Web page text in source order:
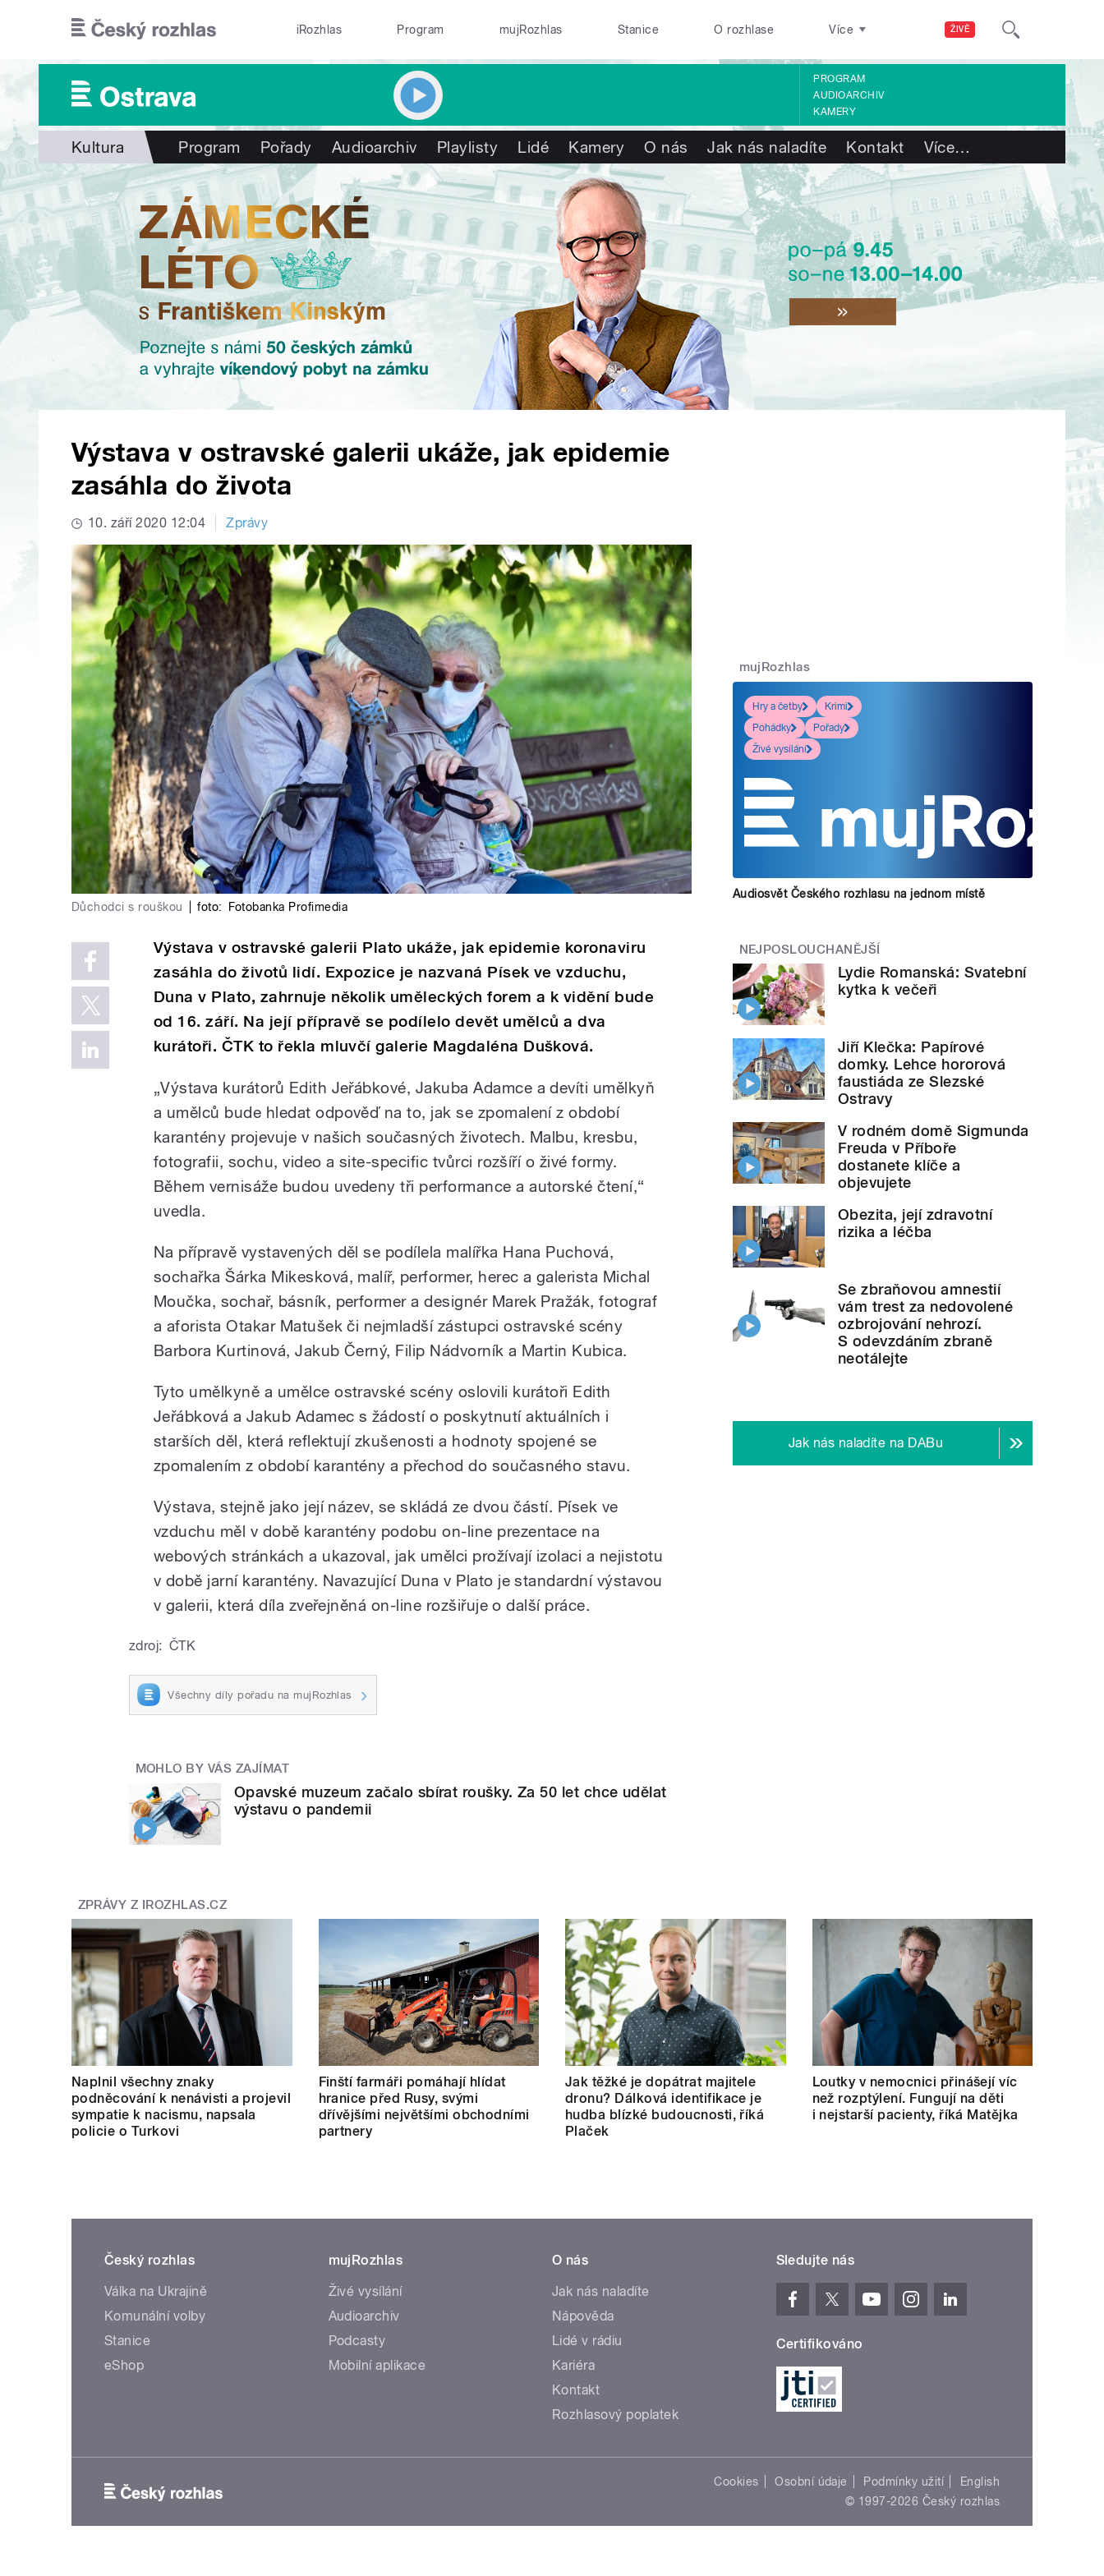
ŽIVĚ
iRozhlas Program mujRozhlas Stanice O rozhlase Více
PROGRAM
AUDIOARCHIV
KAMERY
Kultura Program Pořady Audioarchiv Playlisty Lidé Kamery O nás Jak nás naladíte Kontakt Více…
Výstava v ostravské galerii ukáže, jak epidemie
zasáhla do života
10. září 2020 12:04 Zprávy
Důchodci s rouškou foto: Fotobanka Profimedia
Výstava v ostravské galerii Plato ukáže, jak epidemie koronaviru
zasáhla do životů lidí. Expozice je nazvaná Písek ve vzduchu,
Duna v Plato, zahrnuje několik uměleckých forem a k vidění bude
od 16. září. Na její přípravě se podílelo devět umělců a dva
kurátoři. ČTK to řekla mluvčí galerie Magdaléna Dušková.
„Výstava kurátorů Edith Jeřábkové, Jakuba Adamce a devíti umělkyň
a umělců bude hledat odpověď na to, jak se zpomalení z období
karantény projevuje v našich současných životech. Malbu, kresbu,
fotografii, sochu, video a site-specific tvůrci rozšíří o živé formy.
Během vernisáže budou uvedeny tři performance a autorské čtení,“
uvedla.
Na přípravě vystavených děl se podílela malířka Hana Puchová,
sochařka Šárka Mikesková, malíř, performer, herec a galerista Michal
Moučka, sochař, básník, performer a designér Marek Pražák, fotograf
a aforista Otakar Matušek či nejmladší zástupci ostravské scény
Barbora Kurtinová, Jakub Černý, Filip Nádvorník a Martin Kubica.
Tyto umělkyně a umělce ostravské scény oslovili kurátoři Edith
Jeřábková a Jakub Adamec s žádostí o poskytnutí aktuálních i
starších děl, která reflektují zkušenosti a hodnoty spojené se
zpomalením z období karantény a přechod do současného stavu.
Výstava, stejně jako její název, se skládá ze dvou částí. Písek ve
vzduchu měl v době karantény podobu on-line prezentace na
webových stránkách a ukazoval, jak umělci prožívají izolaci a nejistotu
v době jarní karantény. Navazující Duna v Plato je standardní výstavou
v galerii, která díla zveřejněná on-line rozšiřuje o další práce.
zdroj: ČTK
Všechny díly pořadu na mujRozhlas
MOHLO BY VÁS ZAJÍMAT
Opavské muzeum začalo sbírat roušky. Za 50 let chce udělat
výstavu o pandemii
mujRozhlas
Hry a četby
Krimi
Pohádky
Pořady
Živé vysílání
Audiosvět Českého rozhlasu na jednom místě
NEJPOSLOUCHANĚJŠÍ
Lydie Romanská: Svatební
kytka k večeři
Jiří Klečka: Papírové
domky. Lehce hororová
faustiáda ze Slezské
Ostravy
V rodném domě Sigmunda
Freuda v Příboře
dostanete klíče a
objevujete
Obezita, její zdravotní
rizika a léčba
Se zbraňovou amnestií
vám trest za nedovolené
ozbrojování nehrozí.
S odevzdáním zbraně
neotálejte
Jak nás naladíte na DABu
ZPRÁVY Z IROZHLAS.CZ
Naplnil všechny znaky
podněcování k nenávisti a projevil
sympatie k nacismu, napsala
policie o Turkovi
Finští farmáři pomáhají hlídat
hranice před Rusy, svými
dřívějšími největšími obchodními
partnery
Jak těžké je dopátrat majitele
dronu? Dálková identifikace je
hudba blízké budoucnosti, říká
Plaček
Loutky v nemocnici přinášejí víc
než rozptýlení. Fungují na děti
i nejstarší pacienty, říká Matějka
Český rozhlas
Válka na Ukrajině
Komunální volby
Stanice
eShop
mujRozhlas
Živé vysílání
Audioarchiv
Podcasty
Mobilní aplikace
O nás
Jak nás naladíte
Nápověda
Lidé v rádiu
Kariéra
Kontakt
Rozhlasový poplatek
Sledujte nás
Certifikováno
Cookies Osobní údaje Podmínky užití
English
© 1997-2026 Český rozhlas